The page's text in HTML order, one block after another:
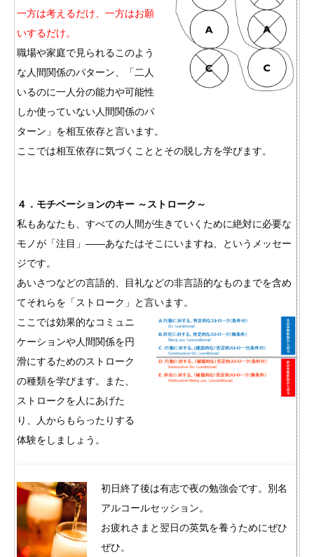
一方は考えるだけ、一方はお願
いするだけ。
職場や家庭で見られるこのよう
な人間関係のパターン、「二人
いるのに一人分の能力や可能性
しか使っていない人間関係のパ
ターン」を相互依存と言います。
ここでは相互依存に気づくこととその脱し方を学びます。
４．モチベーションのキー ～ストローク～
私もあなたも、すべての人間が生きていくために絶対に必要な
モノが「注目」――あなたはそこにいますね、というメッセー
ジです。
あいさつなどの言語的、目礼などの非言語的なものまでを含め
てそれらを「ストローク」と言います。
ここでは効果的なコミュニ
ケーションや人間関係を円
滑にするためのストローク
の種類を学びます。また、
ストロークを人にあげた
り、人からもらったりする
体験をしましょう。
初日終了後は有志で夜の勉強会です。別名
アルコールセッション。
お疲れさまと翌日の英気を養うためにぜひ
ぜひ。